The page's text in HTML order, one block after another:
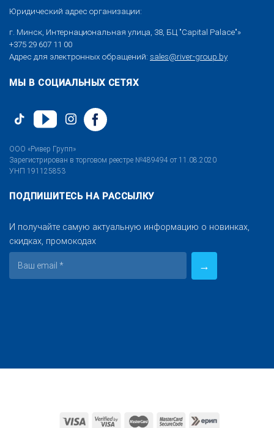
Юридический адрес организации:
г. Минск, Интернациональная улица, 38, БЦ "Capital Palace"»
+375 29 607 11 00
Адрес для электронных обращений: sales@river-group.by
МЫ В СОЦИАЛЬНЫХ СЕТЯХ
ООО «Ривер Групп»
Зарегистрирован в торговом реестре №489494 от 11.08.2020
УНП 191125853
ПОДПИШИТЕСЬ НА РАССЫЛКУ
И получайте самую актуальную информацию о новинках,
скидках, промокодах